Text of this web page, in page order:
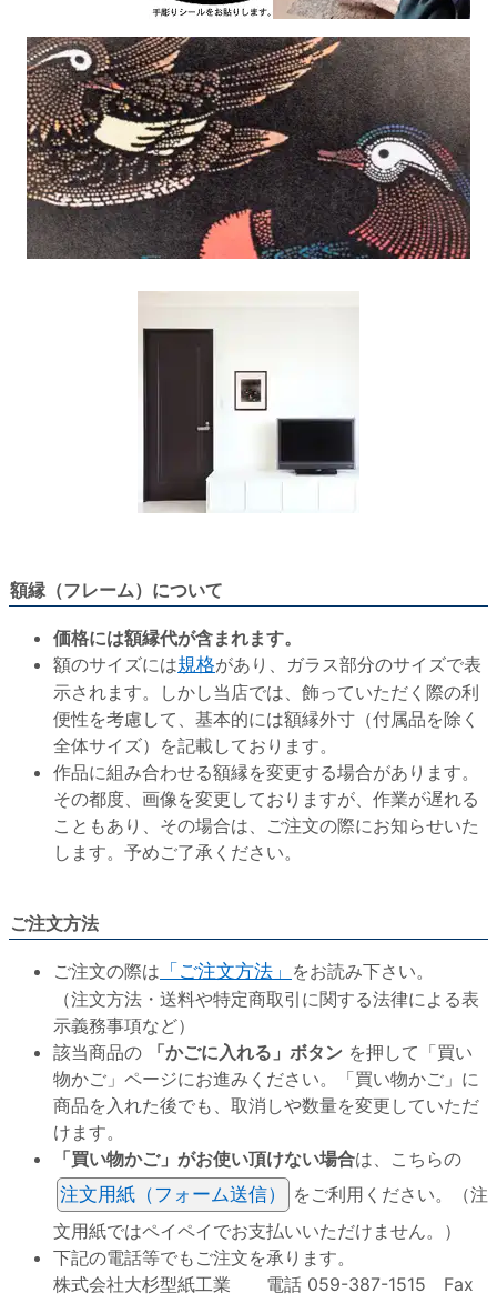
額縁（フレーム）について
価格には額縁代が含まれます。
額のサイズには規格があり、ガラス部分のサイズで表
示されます。しかし当店では、飾っていただく際の利
便性を考慮して、基本的には額縁外寸（付属品を除く
全体サイズ）を記載しております。
作品に組み合わせる額縁を変更する場合があります。
その都度、画像を変更しておりますが、作業が遅れる
こともあり、その場合は、ご注文の際にお知らせいた
します。予めご了承ください。
ご注文方法
ご注文の際は 「ご注文方法」 をお読み下さい。
（注文方法・送料や特定商取引に関する法律による表
示義務事項など）
該当商品の
「かごに入れる」ボタン を押して「買い
物かご」ページにお進みください。「買い物かご」に
商品を入れた後でも、取消しや数量を変更していただ
けます。
「買い物かご」がお使い頂けない場合は、こちらの
注文用紙（フォーム送信）
をご利用ください。（注
文用紙ではペイペイでお支払いいただけません。）
下記の電話等でもご注文を承ります。
株式会社大杉型紙工業 電話 059-387-1515 Fax